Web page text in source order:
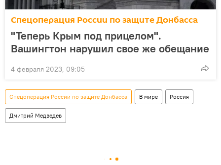
Спецоперация России по защите Донбасса
"Теперь Крым под прицелом".
Вашингтон нарушил свое же обещание
4 февраля 2023, 09:05
Спецоперация России по защите Донбасса В мире Россия
Дмитрий Медведев